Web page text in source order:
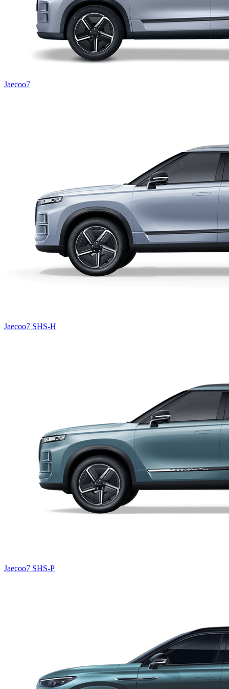
Jaecoo7
Jaecoo7 SHS-H
Jaecoo7 SHS-P